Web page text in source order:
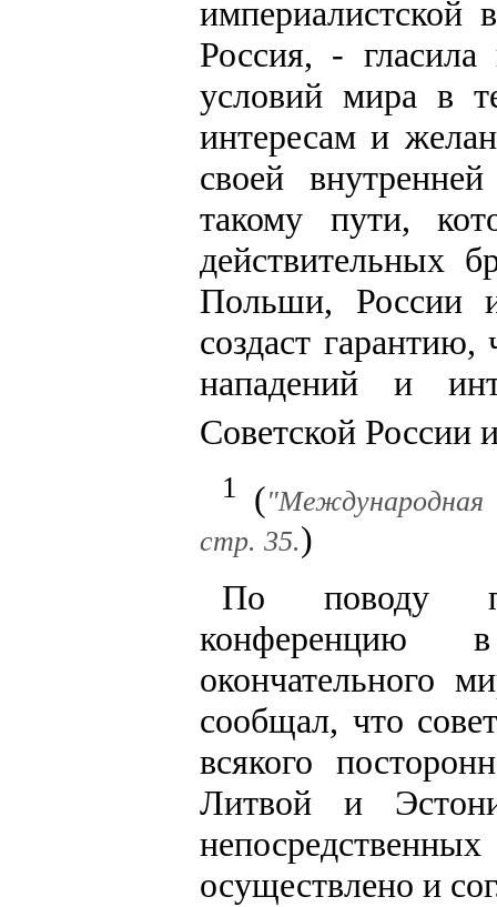
империалистской
Россия, -
условий мира в
интересам и
своей
такому пути,
действительных
Польши, России
создаст
нападений и
Советской России
1 (
стр. 35.)
По поводу
конференцию
окончательного
сообщал, что
всякого
Литвой и
осуществлено и